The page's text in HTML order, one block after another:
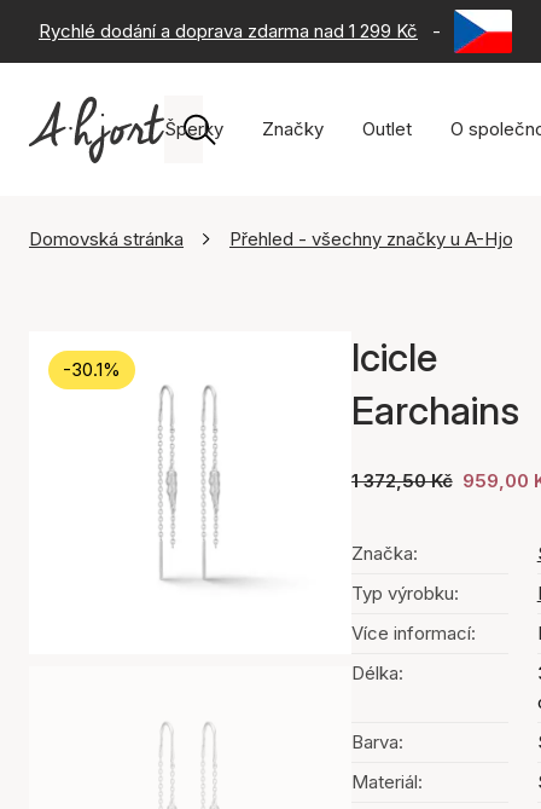
Rychlé dodání a doprava zdarma nad 1 299 Kč - 60 dní
Šperky Značky Outlet O
Domovská stránka Přehled - všechny značky u A-Hjort
-30.1%
Icicle
Earchains
1 372,50 Kč 959,00
Značka:
Typ výrobku:
Více informací:
Délka:
Barva:
Materiál: